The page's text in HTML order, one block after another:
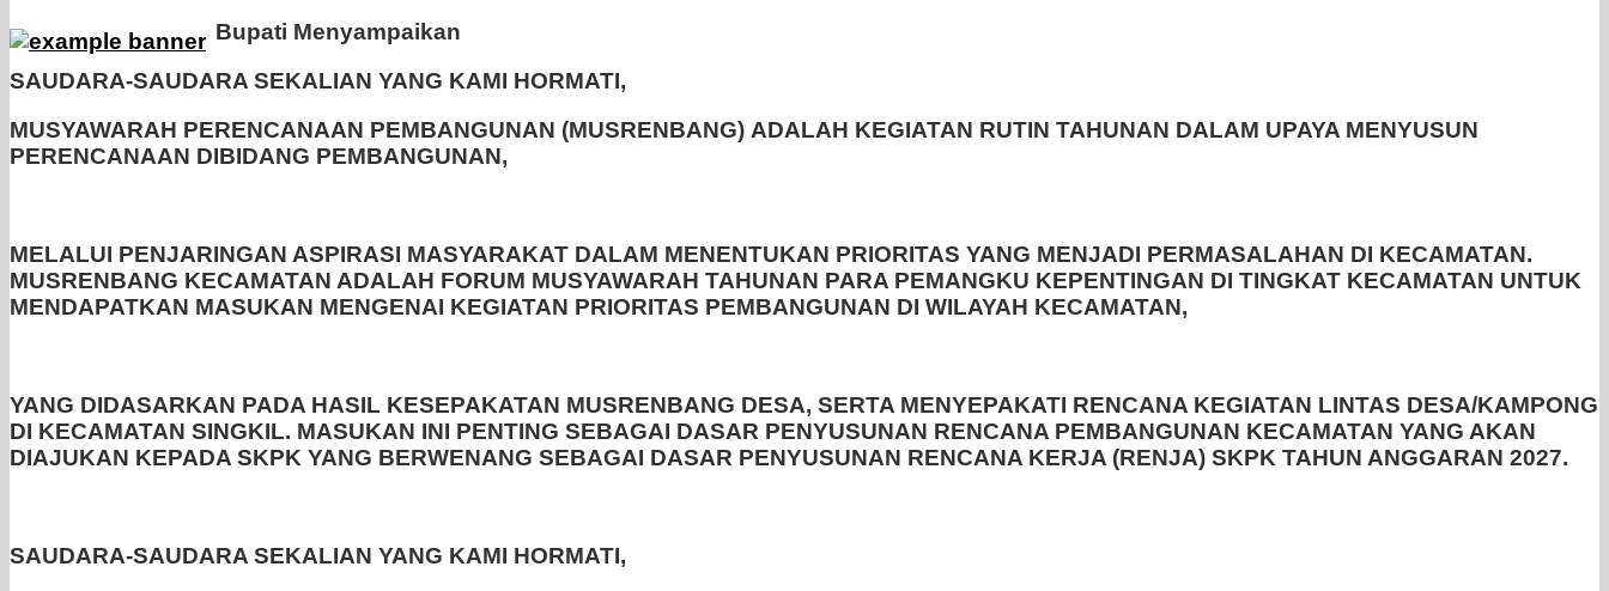
Bupati Menyampaikan
SAUDARA-SAUDARA SEKALIAN YANG KAMI HORMATI,
MUSYAWARAH PERENCANAAN PEMBANGUNAN (MUSRENBANG) ADALAH KEGIATAN RUTIN TAHUNAN DALAM UPAYA MENYUSUN
PERENCANAAN DIBIDANG PEMBANGUNAN,
MELALUI PENJARINGAN ASPIRASI MASYARAKAT DALAM MENENTUKAN PRIORITAS YANG MENJADI PERMASALAHAN DI KECAMATAN.
MUSRENBANG KECAMATAN ADALAH FORUM MUSYAWARAH TAHUNAN PARA PEMANGKU KEPENTINGAN DI TINGKAT KECAMATAN UNTUK
MENDAPATKAN MASUKAN MENGENAI KEGIATAN PRIORITAS PEMBANGUNAN DI WILAYAH KECAMATAN,
YANG DIDASARKAN PADA HASIL KESEPAKATAN MUSRENBANG DESA, SERTA MENYEPAKATI RENCANA KEGIATAN LINTAS DESA/KAMPONG
DI KECAMATAN SINGKIL. MASUKAN INI PENTING SEBAGAI DASAR PENYUSUNAN RENCANA PEMBANGUNAN KECAMATAN YANG AKAN
DIAJUKAN KEPADA SKPK YANG BERWENANG SEBAGAI DASAR PENYUSUNAN RENCANA KERJA (RENJA) SKPK TAHUN ANGGARAN 2027.
SAUDARA-SAUDARA SEKALIAN YANG KAMI HORMATI,